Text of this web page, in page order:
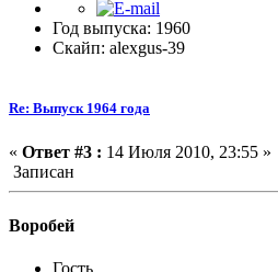
Год выпуска: 1960
Скайп: alexgus-39
Re: Выпуск 1964 года
« Ответ #3 : 14 Июля 2010, 23:55 »
Записан
Воробей